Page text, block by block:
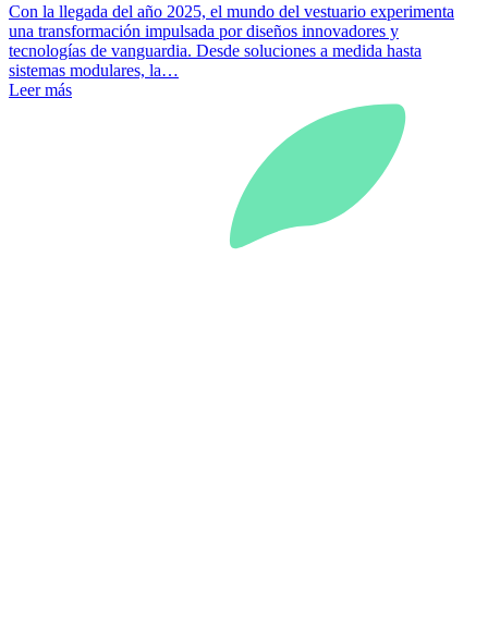
Con la llegada del año 2025, el mundo del vestuario experimenta
una transformación impulsada por diseños innovadores y
tecnologías de vanguardia. Desde soluciones a medida hasta
sistemas modulares, la…
Leer más